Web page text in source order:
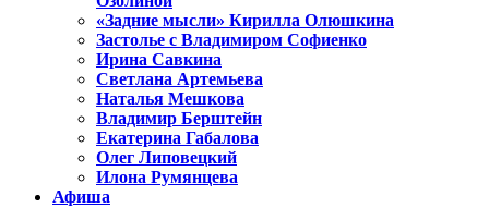
«Задние мысли» Кирилла Олюшкина
Застолье с Владимиром Софиенко
Ирина Савкина
Светлана Артемьева
Наталья Мешкова
Владимир Берштейн
Екатерина Габалова
Олег Липовецкий
Илона Румянцева
Афиша